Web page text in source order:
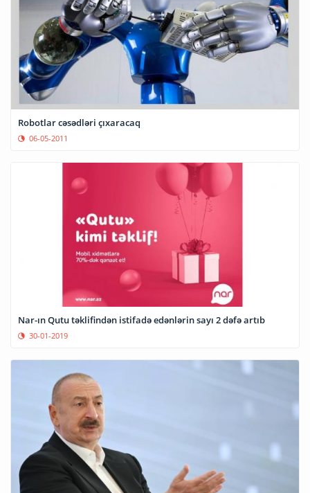
Robotlar cəsədləri çıxaracaq
06-05-2011
Nar-ın Qutu təklifindən istifadə edənlərin sayı 2 dəfə artıb
30-01-2019